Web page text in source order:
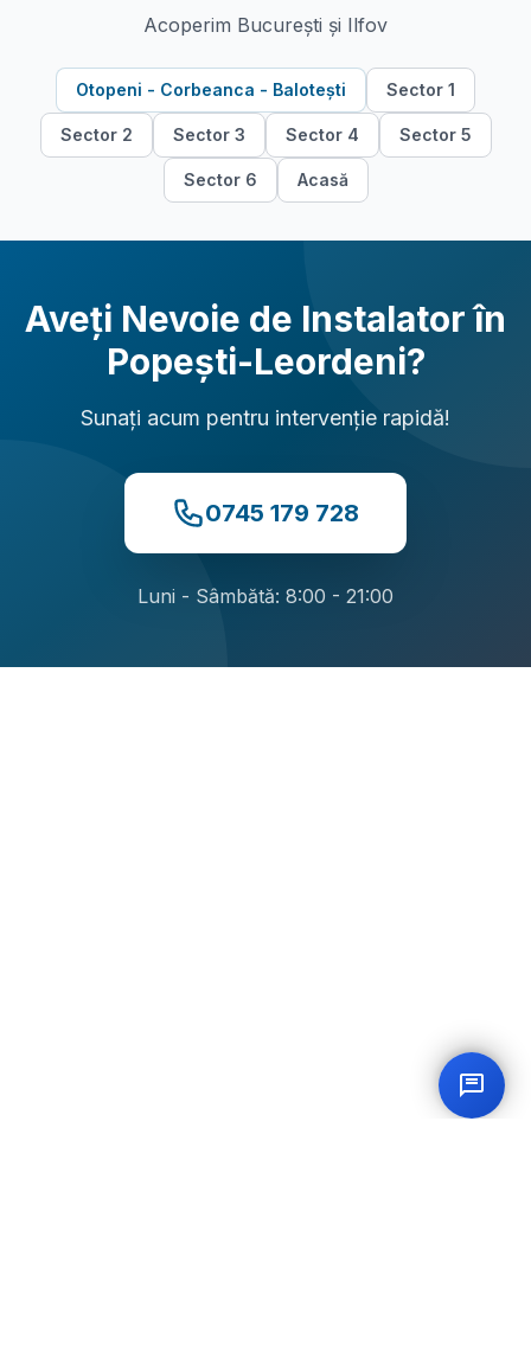
Acoperim București și Ilfov
Otopeni - Corbeanca - Balotești Sector 1
Sector 2 Sector 3 Sector 4 Sector 5
Sector 6 Acasă
Aveți Nevoie de Instalator în
Popești-Leordeni?
Sunați acum pentru intervenție rapidă!
0745 179 728
Luni - Sâmbătă: 8:00 - 21:00